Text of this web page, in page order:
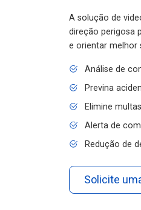
A solução de
direção perigosa
e orientar melhor
Análise de
Previna
Elimine
Alerta de
Redução de
Solicite